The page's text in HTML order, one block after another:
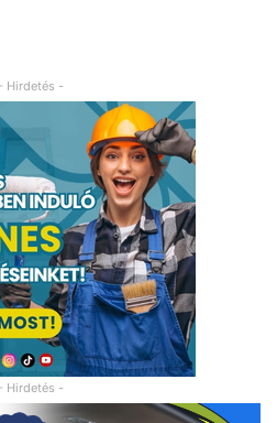
- Hirdetés -
- Hirdetés -